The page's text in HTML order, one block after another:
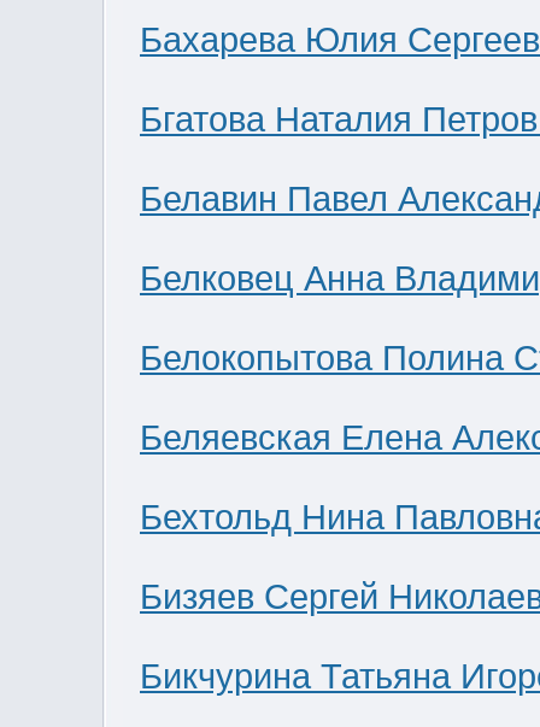
Бахарева Юлия
Бгатова Наталия
Белавин Павел
Белковец Анна
Белокопытова Полина
Беляевская Елена
Бехтольд Нина
Бизяев Сергей
Бикчурина Татьяна